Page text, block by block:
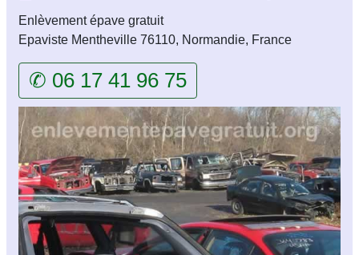
Enlèvement épave gratuit
Epaviste Mentheville 76110, Normandie, France
✆ 06 17 41 96 75